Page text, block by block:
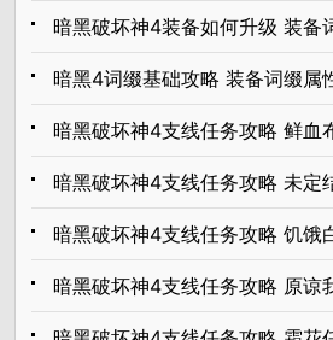
暗黑破坏神4装备如何升级 装备词缀和强
暗黑4词缀基础攻略 装备词缀属
暗黑破坏神4支线任务攻略 鲜血布道任务流
暗黑破坏神4支线任务攻略 未定结局任务流
暗黑破坏神4支线任务攻略 饥饿白骨匣任务流
暗黑破坏神4支线任务攻略 原谅我任务流